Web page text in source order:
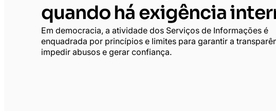
quando há exigência
Em democracia, a atividade dos Serviços de Informações é
enquadrada por princípios e limites para garantir a
impedir abusos e gerar confiança.